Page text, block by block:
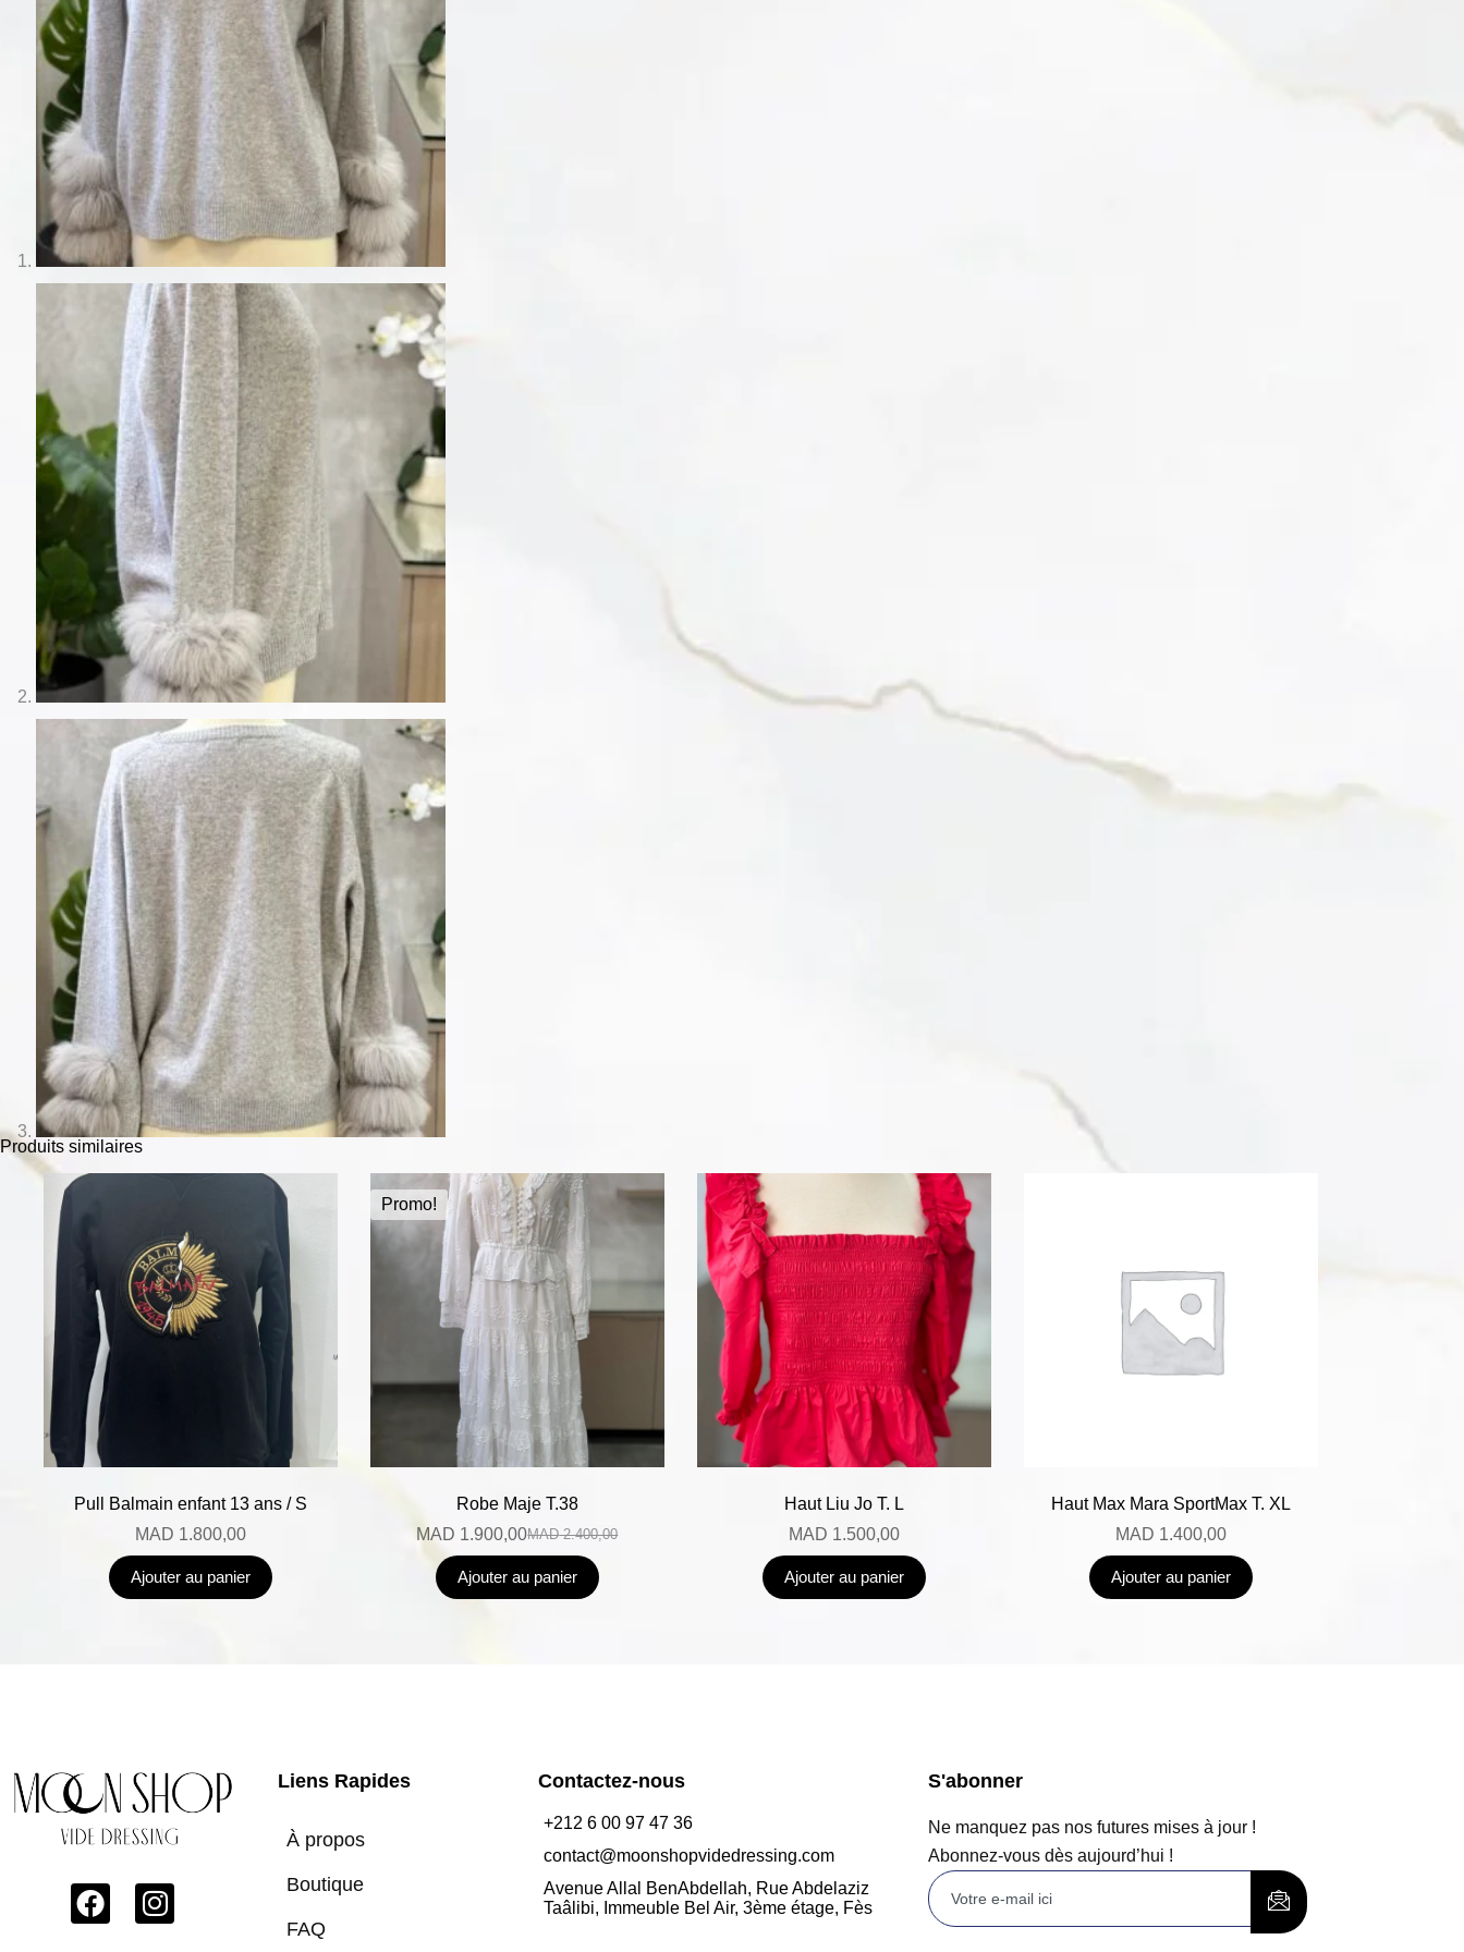
Produits similaires
Pull Balmain enfant 13 ans / S
MAD 1.800,00
Ajouter au panier
Promo!
Robe Maje T.38
MAD2.400,00
MAD 1.900,00
Ajouter au panier
Haut Liu Jo T. L
MAD 1.500,00
Ajouter au panier
Haut Max Mara SportMax T. XL
MAD 1.400,00
Ajouter au panier
Liens Rapides
À propos
Boutique
FAQ
Contactez-nous
+212 6 00 97 47 36
contact@moonshopvidedressing.com
Avenue Allal BenAbdellah, Rue Abdelaziz
Taâlibi, Immeuble Bel Air, 3ème étage, Fès
S'abonner
Ne manquez pas nos futures mises à jour !
Abonnez-vous dès aujourd’hui !